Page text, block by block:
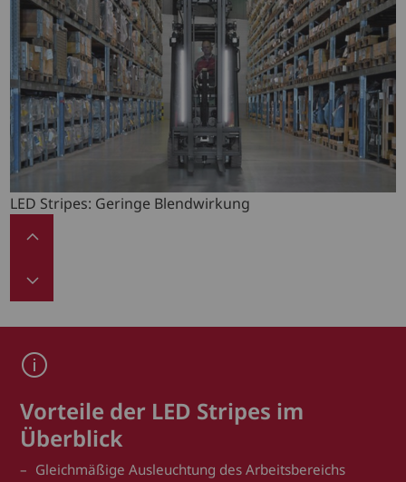
LED Stripes: Geringe Blendwirkung
Vorteile der LED Stripes im
Überblick
Gleichmäßige Ausleuchtung des Arbeitsbereichs